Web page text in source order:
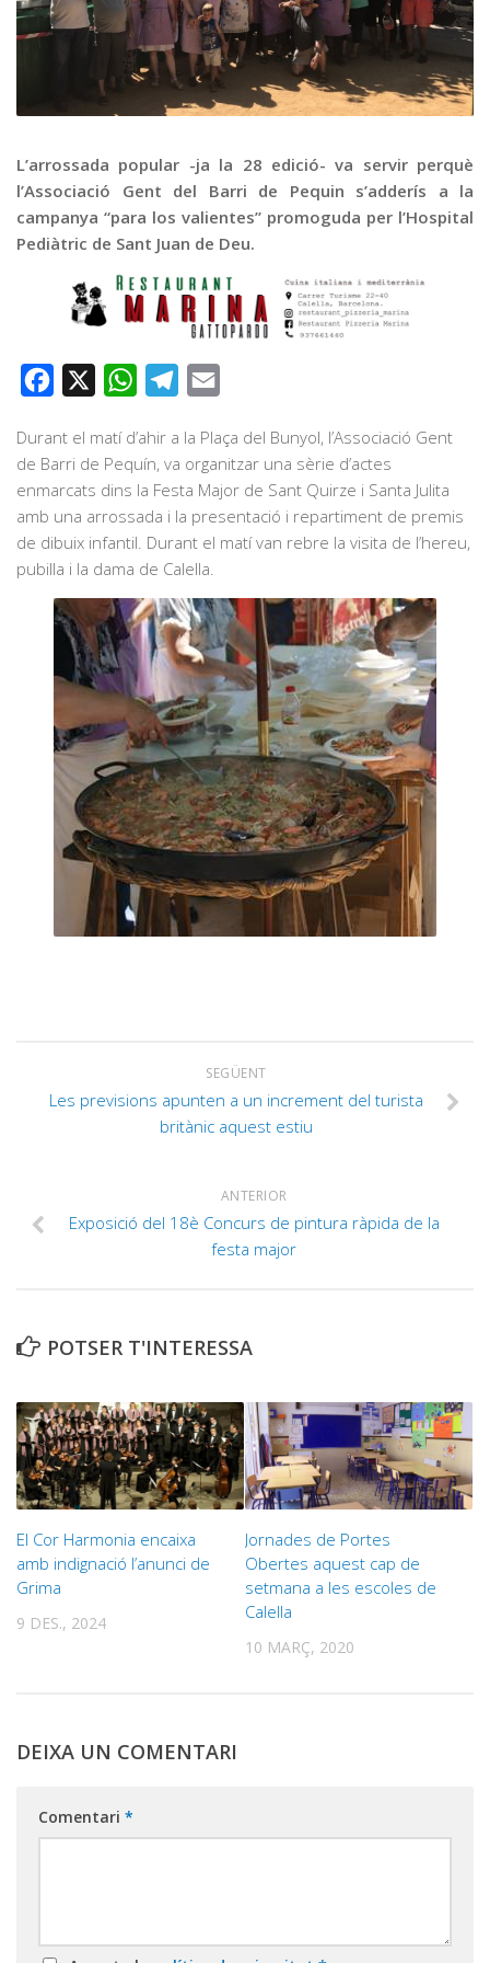
Publicitat
L’arrossada popular -ja la 28 edició- va servir perquè
l’Associació Gent del Barri de Pequin s’adderís a la
campanya “para los valientes” promoguda per l’Hospital
Pediàtric de Sant Juan de Deu.
Facebook WhatsAppTelegram
Durant el matí d’ahir a la Plaça del Bunyol, l’Associació Gent
de Barri de Pequín, va organitzar una sèrie d’actes
enmarcats dins la Festa Major de Sant Quirze i Santa Julita
amb una arrossada i la presentació i repartiment de premis
de dibuix infantil. Durant el matí van rebre la visita de l’hereu,
pubilla i la dama de Calella.
SEGÜENT
Les previsions apunten a un increment del turista
britànic aquest estiu
ANTERIOR
Exposició del 18è Concurs de pintura ràpida de la
festa major
POTSER T'INTERESSA
El Cor Harmonia encaixa
amb indignació l’anunci de
Grima
9 DES., 2024
Jornades de Portes
Obertes aquest cap de
setmana a les escoles de
Calella
10 MARÇ, 2020
DEIXA UN COMENTARI
Comentari *